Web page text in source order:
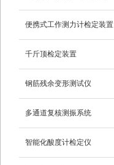
便携式工作测力计检定装置
千斤顶检定装置
钢筋残余变形测试仪
多通道复核测振系统
智能化酸度计检定仪